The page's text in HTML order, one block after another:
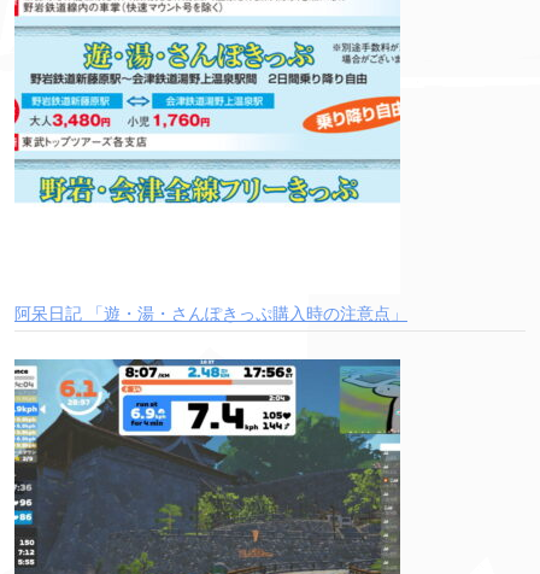
阿呆日記 「遊・湯・さんぽきっぷ購入時の注意点」